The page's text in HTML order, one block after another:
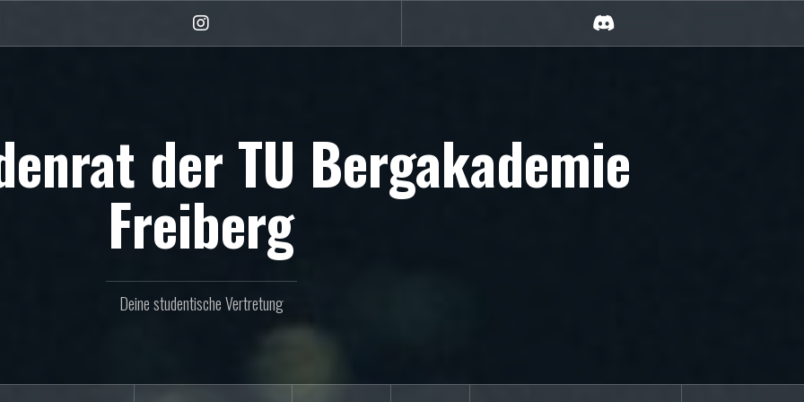
der TU Bergakademie
Freiberg
Deine studentische Vertretung